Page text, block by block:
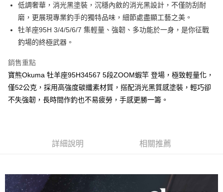
【注意事項】
1.本服務係由「台灣大哥大股份有限公司」（以下簡稱本公司）所提供，讓
用戶於交易時，得透過本服務購買商品或服務，並由商店將買賣／分期付款
買賣價金債權讓與本公司後，依約使用本公司帳單繳交帳款。
資料（包含姓名、電話或地址）提供予台灣大哥大進項蒐集、處理及利用，
由本公司與您本人進行分期帳單所需資料之確認、核對及更正。
3.完整用戶服務條款，請詳閱以下連結：https://oppay.tw/userRule
３．收到繳費通知簡訊後14天內，點擊此簡訊中的連結，可透過四大超商／
ATM／網路銀行／等多元方式進行付款，方視為交易完成。
※ 請注意：結帳手續完成當下不需立刻繳費，但若您需要取消訂單，請聯絡
購買商品的店家。未經商家同意取消之訂單仍視為有效，需透過AFTEE先享
後付繳納相關費用。
是否繳費成功／繳費後需取消欲退款等相關疑問，請聯繫「AFTEE先享後付
客戶支援中心」 https://netprotections.freshdesk.com/support/home
【注意事項】
１．透過由恩沛科技股份有限公司提供之「AFTEE先享後付」服務完成之交
３．未成年的使用者請事先徵得法定代理人或監護人之同意方可使用
時審查核予不同之上限額度；若仍有額度不足之情形，本公司將視審查結果
請求用戶進行身份認證。
付款後全家取貨
每筆NT$60，滿NT$1,200(含以上)免運費
7-11取貨付款
付款後7-11取貨
每筆NT$60，滿NT$1,200(含以上)免運費
一般宅配（門市自取請勿下單，請聯繫客服）
每筆NT$200，滿NT$2,000(含以上)免運費
每筆NT$200，滿NT$3,000(含以上)免運費
低調奢華，消光黑塗裝，沉穩內斂的消光黑設計，不僅防刮耐
磨，更展現專業釣手的獨特品味，細節處盡顯工藝之美。
牡羊座95H 3/4/5/6/7 集輕量、強韌、多功能於一身，是你征戰
釣場的終極武器。
銷售重點
寶熊Okuma 牡羊座95H34567 5段ZOOM蝦竿 登場，極致輕量化，
僅52公克，採用高強度碳纖素材質，搭配消光黑質感塗裝，輕巧卻
不失強韌，長時間作釣也不易疲勞，手感更勝一籌。
詳細說明 相關推薦